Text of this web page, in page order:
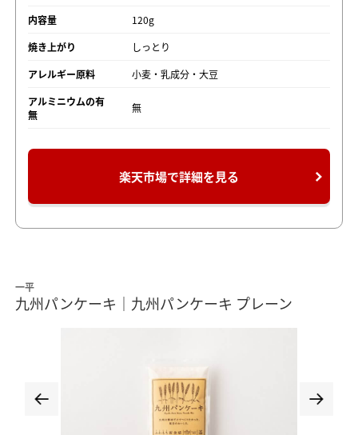
内容量
120g
焼き上がり
しっとり
アレルギー原料
小麦・乳成分・大豆
アルミニウムの有
無
無
楽天市場で詳細を見る
一平
九州パンケーキ｜九州パンケーキ プレーン